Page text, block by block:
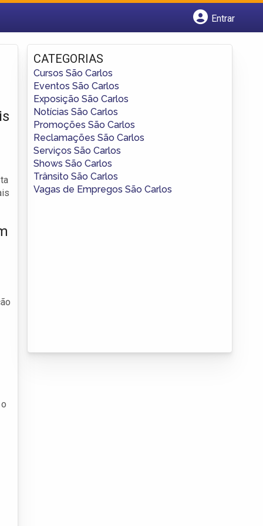
Entrar
Fazer login
Criar conta
CATEGORIAS
Cursos São Carlos
Eventos São Carlos
Exposição São Carlos
Notícias São Carlos
Promoções São Carlos
Reclamações São Carlos
Serviços São Carlos
Shows São Carlos
Trânsito São Carlos
Vagas de Empregos São Carlos